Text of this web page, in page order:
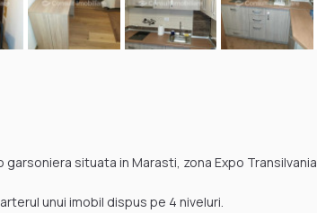
situata in Marasti, zona Expo Transilvania.
unui imobil dispus pe 4 niveluri.